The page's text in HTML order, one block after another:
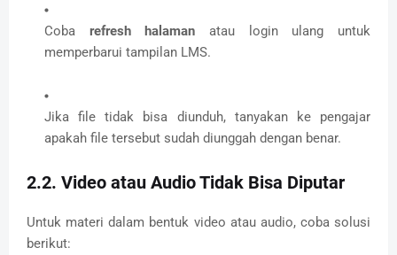
Coba refresh halaman atau login ulang untuk
memperbarui tampilan LMS.
Jika file tidak bisa diunduh, tanyakan ke pengajar
apakah file tersebut sudah diunggah dengan benar.
2.2. Video atau Audio Tidak Bisa Diputar
Untuk materi dalam bentuk video atau audio, coba solusi
berikut: